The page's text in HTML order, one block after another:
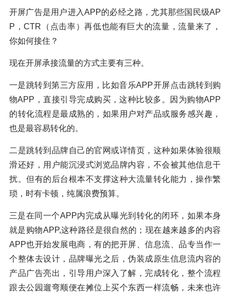
开屏广告是用户进入APP的必经之路，尤其那些国民级AP
P，CTR（点击率）再低也能有巨大的流量，流量来了，
你如何接住？
现在开屏承接流量的方式主要有三种。
一是跳转到第三方应用，比如音乐APP开屏点击跳转到购
物APP，直接引导完成购买，这种比较多。因为购物APP
的转化流程是最成熟的，如果用户对产品或服务感兴趣，
也是最容易转化的。
二是跳转到品牌自己的官网或详情页，这种如果体验很顺
滑还好，用户能沉浸式浏览品牌内容，不会被其他信息干
扰。但有的后台根本不支撑这种大流量转化能力，操作繁
琐，时有卡顿，纯属浪费预算。
三是在同一个APP内完成从曝光到转化的闭环，如果本身
就是购物APP,这种路径是很自然的；现在越来越多的内容
APP也开始发展电商，有的把开屏、信息流、品专当作一
个整体去设计，品牌曝光之后，伪装成原生信息流内容的
产品广告亮出，引导用户深入了解，完成转化，整个流程
跟去公园遛弯顺便在摊位上买个东西一样流畅，未来也许